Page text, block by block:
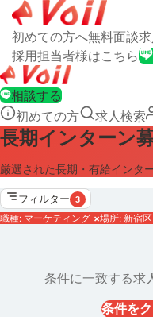
初めての方へ無料面談
採用担当者様はこちら
相談する
初めての方
求人検索
長期インターン
厳選された長期・有給インタ
フィルター 3
職種: マーケティング ×場所: 新宿区
条件に一致する求
条件を